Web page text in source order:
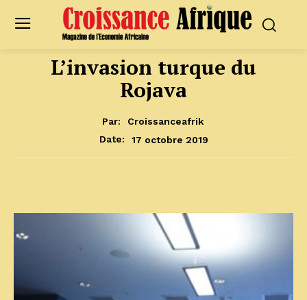
L’invasion turque du
Rojava
Par:
Croissanceafrik
Date:
17 octobre 2019